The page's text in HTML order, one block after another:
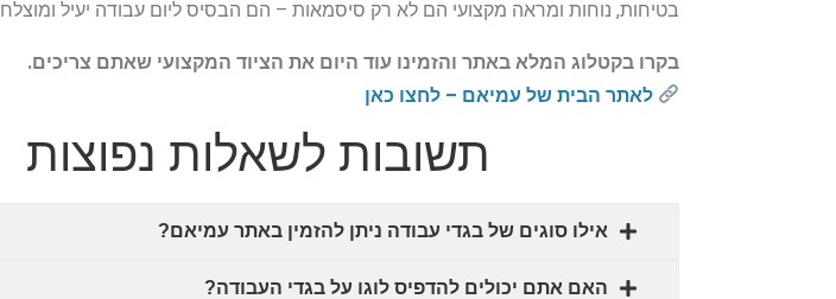
בטיחות, נוחות ומראה מקצועי הם לא רק סיסמאות – הם הבסיס ליום עבודה יעיל ומוצלח.
בקרו בקטלוג המלא באתר והזמינו עוד היום את הציוד המקצועי שאתם צריכים.
לאתר הבית של עמיאם – לחצו כאן
תשובות לשאלות נפוצות
אילו סוגים של בגדי עבודה ניתן להזמין באתר עמיאם?
האם אתם יכולים להדפיס לוגו על בגדי העבודה?